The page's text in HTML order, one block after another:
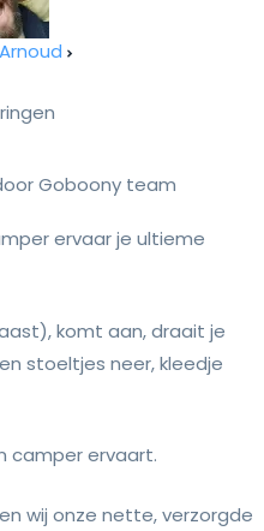
Goboony team
ervaar je ultieme
komt aan, draait je
stoeltjes neer, kleedje
camper ervaart.
wij onze nette, verzorgde